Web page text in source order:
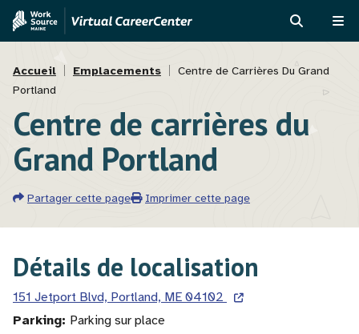
Aller
principal
Skip
Assistant
Fil
d'Ariane
Accueil Emplacements
Centre de Carrières Du Grand
Portland
Centre de carrières du
Grand Portland
Partager cette page Imprimer cette page
Détails de localisation
151 Jetport Blvd, Portland, ME 04102
Parking Parking sur place